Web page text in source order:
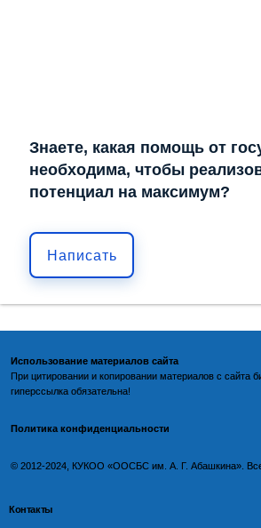
Знаете, какая помощь от
необходима, чтобы
потенциал на максимум?
Написать
Использование материалов сайта
При цитировании и копировании материалов с сайта
гиперссылка обязательна!
Политика конфиденциальности
©️ 2012-2024, КУКОО «ООСБС им. А. Г. Абашкина».
Контакты